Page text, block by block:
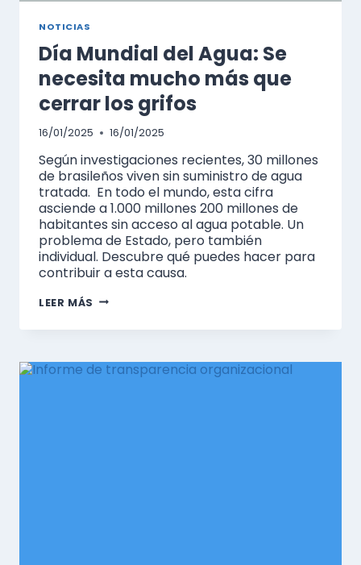
NOTICIAS
Día Mundial del Agua: Se
necesita mucho más que
cerrar los grifos
16/01/2025 16/01/2025
Según investigaciones recientes, 30 millones
de brasileños viven sin suministro de agua
tratada. En todo el mundo, esta cifra
asciende a 1.000 millones 200 millones de
habitantes sin acceso al agua potable. Un
problema de Estado, pero también
individual. Descubre qué puedes hacer para
contribuir a esta causa.
LEER MÁS DÍA
NECESITA
MUCHO